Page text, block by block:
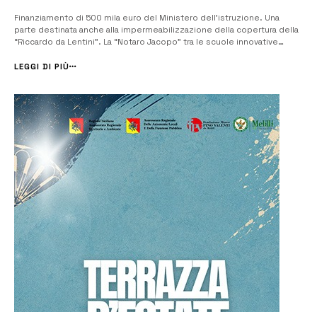
Finanziamento di 500 mila euro del Ministero dell’istruzione. Una
parte destinata anche alla impermeabilizzazione della copertura della
“Riccardo da Lentini”. La “Notaro Jacopo” tra le scuole innovative
solare della “Riccardo da Lentini” per scongiurarne la chiusura e la
LEGGI DI PIÙ